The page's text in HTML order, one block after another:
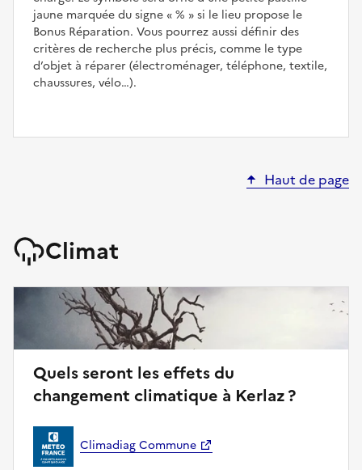
jaune marquée du signe
%
si le lieu propose le
Bonus Réparation. Vous pourrez aussi définir des
critères de recherche plus précis, comme le type
d’objet à réparer (électroménager, téléphone, textile,
chaussures, vélo…).
Haut de page
Climat
Quels seront les effets du
changement climatique à Kerlaz ?
Climadiag Commune